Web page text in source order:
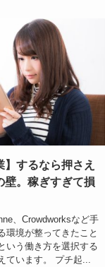
するなら押さえ
壁。稼ぎすぎて損
、Crowdworksなど手
環境が整ってきたこと
いう働き方を選択する
ています。 プチ起...